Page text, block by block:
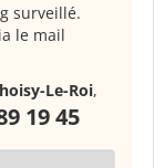
surveillé.
le mail
Le-Roi,
19 45